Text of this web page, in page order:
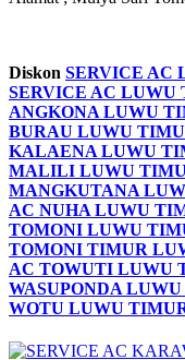
Diskon SERVICE AC
SERVICE AC LUWU
ANGKONA LUWU
BURAU LUWU
KALAENA LUWU
MALILI LUWU
MANGKUTANA
AC NUHA LUWU
TOMONI LUWU
TOMONI TIMUR
AC TOWUTI LUWU
WASUPONDA LUWU
WOTU LUWU TIMUR